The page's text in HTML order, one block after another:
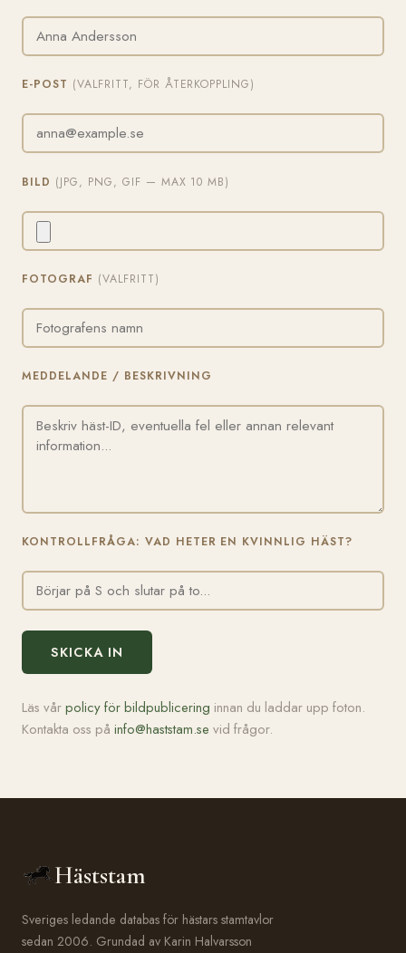
E-POST (VALFRITT, FÖR ÅTERKOPPLING)
BILD (JPG, PNG, GIF — MAX 10 MB)
FOTOGRAF (VALFRITT)
MEDDELANDE / BESKRIVNING
KONTROLLFRÅGA: VAD HETER EN KVINNLIG HÄST?
SKICKA IN
Läs vårpolicy för bildpublicering innan du laddar upp foton.
Kontakta oss på info@haststam.se vid frågor.
Häststam
Sveriges ledande databas för hästars stamtavlor
sedan 2006. Grundad av Karin Halvarsson